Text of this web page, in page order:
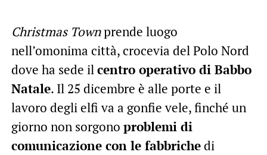
Christmas Townprende luogo
nell’omonima città, crocevia del Polo Nord
dove ha sede ilcentro operativo di Babbo
Natale. Il 25 dicembre è alle porte e il
lavoro degli elfi va a gonfie vele, finché un
giorno non sorgono problemi di
comunicazione con le fabbrichedi